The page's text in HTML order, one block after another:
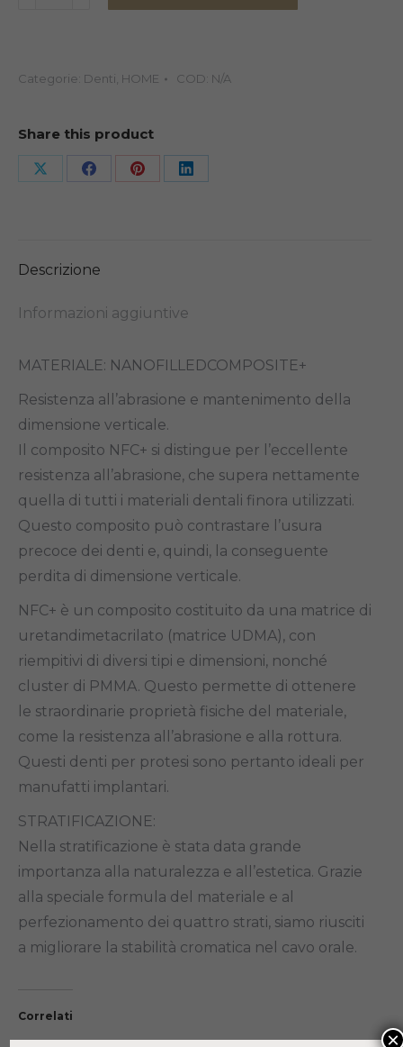
Categorie: Denti HOME COD: N/A
Share this product
Share
Share Share Share
Descrizione
Informazioni aggiuntive
MATERIALE: NANOFILLEDCOMPOSITE+
Resistenza all’abrasione e mantenimento della
dimensione verticale.
Il composito NFC+ si distingue per l’eccellente
resistenza all’abrasione, che supera nettamente
quella di tutti i materiali dentali finora utilizzati.
Questo composito può contrastare l’usura
precoce dei denti e, quindi, la conseguente
perdita di dimensione verticale.
NFC+ è un composito costituito da una matrice di
uretandimetacrilato (matrice UDMA), con
riempitivi di diversi tipi e dimensioni, nonché
cluster di PMMA. Questo permette di ottenere
le straordinarie proprietà fisiche del materiale,
come la resistenza all’abrasione e alla rottura.
Questi denti per protesi sono pertanto ideali per
manufatti implantari.
STRATIFICAZIONE:
Nella stratificazione è stata data grande
importanza alla naturalezza e all’estetica. Grazie
alla speciale formula del materiale e al
perfezionamento dei quattro strati, siamo riusciti
a migliorare la stabilità cromatica nel cavo orale.
Correlati
×